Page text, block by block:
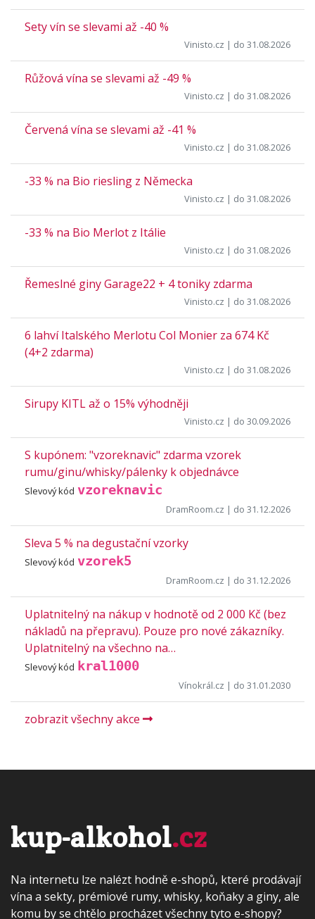
Sety vín se slevami až -40 %
Vinisto.cz | do 31.08.2026
Růžová vína se slevami až -49 %
Vinisto.cz | do 31.08.2026
Červená vína se slevami až -41 %
Vinisto.cz | do 31.08.2026
-33 % na Bio riesling z Německa
Vinisto.cz | do 31.08.2026
-33 % na Bio Merlot z Itálie
Vinisto.cz | do 31.08.2026
Řemeslné giny Garage22 + 4 toniky zdarma
Vinisto.cz | do 31.08.2026
6 lahví Italského Merlotu Col Monier za 674 Kč
(4+2 zdarma)
Vinisto.cz | do 31.08.2026
Sirupy KITL až o 15% výhodněji
Vinisto.cz | do 30.09.2026
S kupónem: "vzoreknavic" zdarma vzorek
rumu/ginu/whisky/pálenky k objednávce
Slevový kód vzoreknavic
DramRoom.cz | do 31.12.2026
Sleva 5 % na degustační vzorky
Slevový kód vzorek5
DramRoom.cz | do 31.12.2026
Uplatnitelný na nákup v hodnotě od 2 000 Kč (bez
nákladů na přepravu). Pouze pro nové zákazníky.
Uplatnitelný na všechno na…
Slevový kód kral1000
Vínokrál.cz | do 31.01.2030
zobrazit všechny akce
kup-alkohol.cz
Na internetu lze nalézt hodně e-shopů, které prodávají
vína a sekty, prémiové rumy, whisky, koňaky a giny, ale
komu by se chtělo procházet všechny tyto e-shopy?